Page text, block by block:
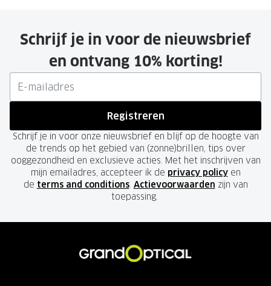
Schrijf je in voor de nieuwsbrief
en ontvang 10% korting!
Registreren
Schrijf je in voor onze nieuwsbrief en blijf op de hoogte van
de trends op het gebied van (zonne)brillen, tips over
ooggezondheid en exclusieve acties. Met het inschrijven van
mijn emailadres, accepteer ik de privacy policyen
de terms and conditions. Actievoorwaarden zijn van
toepassing.